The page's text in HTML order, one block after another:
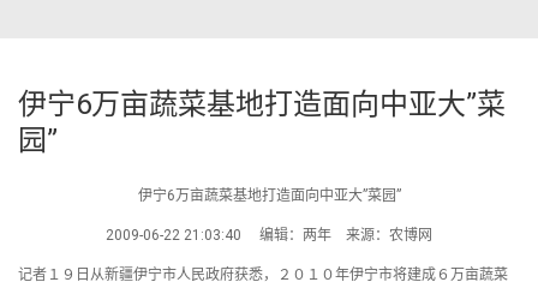
伊宁6万亩蔬菜基地打造面向中亚大”菜
园”
伊宁6万亩蔬菜基地打造面向中亚大”菜园”
2009-06-22 21:03:40 编辑：两年 来源：农博网
记者１９日从新疆伊宁市人民政府获悉，２０１０年伊宁市将建成６万亩蔬菜